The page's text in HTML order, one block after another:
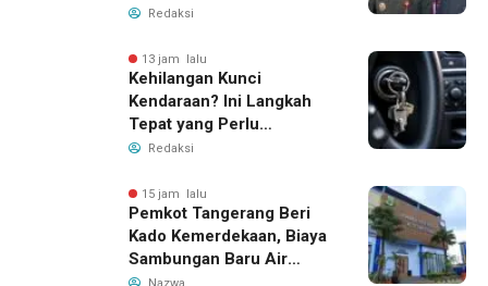
PPAS 2026
Redaksi
13 jam lalu
Kehilangan Kunci
Kendaraan? Ini Langkah
Tepat yang Perlu
Dilakukan
Redaksi
15 jam lalu
Pemkot Tangerang Beri
Kado Kemerdekaan, Biaya
Sambungan Baru Air
Bersih Dipangkas Jadi
Nazwa